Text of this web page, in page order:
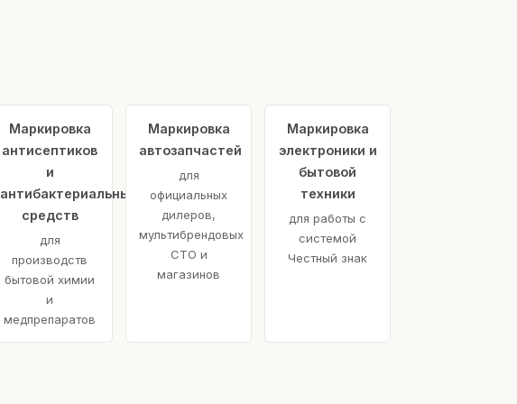
Маркировка
антисептиков
и
антибактериальных
средств
для
производств
бытовой химии
и
медпрепаратов
Маркировка
автозапчастей
для
официальных
дилеров,
мультибрендовых
СТО и
магазинов
Маркировка
электроники и
бытовой
техники
для работы с
системой
Честный знак